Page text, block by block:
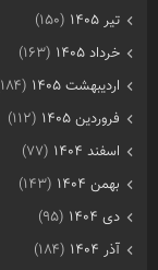
تیر ۱۴۰۵
(۱۵۰)
خرداد ۱۴۰۵
(۱۶۳)
اردیبهشت ۱۴۰۵
(۱۸۴)
فروردین ۱۴۰۵
(۱۱۲)
اسفند ۱۴۰۴
(۷۷)
بهمن ۱۴۰۴
(۱۴۳)
دی ۱۴۰۴
(۹۵)
آذر ۱۴۰۴
(۱۸۴)